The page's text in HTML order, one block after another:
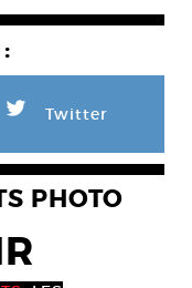
L Twitter
PHOTO